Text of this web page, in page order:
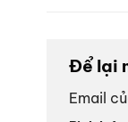
Để lại
Email